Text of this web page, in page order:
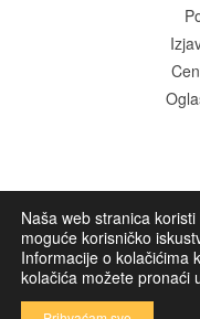
© Klinika za
Naša web stranica
moguće korisničko
Informacije o kolačićima
kolačića možete pronaći